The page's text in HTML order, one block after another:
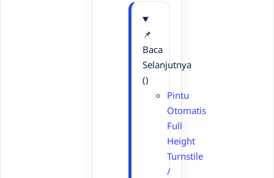
📌
Baca
Selanjutnya
()
Pintu
Otomatis
Full
Height
Turnstile
/